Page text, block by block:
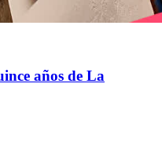
años de La